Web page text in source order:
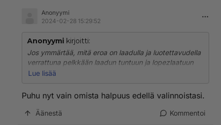
Anonyymi
2024-02-28 15:29:52
Anonyymi kirjoitti:
Jos ymmärtää, mitä eroa on laadulla ja luotettavudella
verrattuna pelkkään laadun tuntuun ja lopezlaatuun
niin valintaa on jo helppo peukuttaa. Hinta-laatusuhde
Vikavagen, kansan antamana nimenä kansanautolle
kertoo kokemuksesta ja pettymyksestä.
Lue lisää
Puhu nyt vain omista halpuus edellä valinnoistasi.
Äänestä Kommentoi